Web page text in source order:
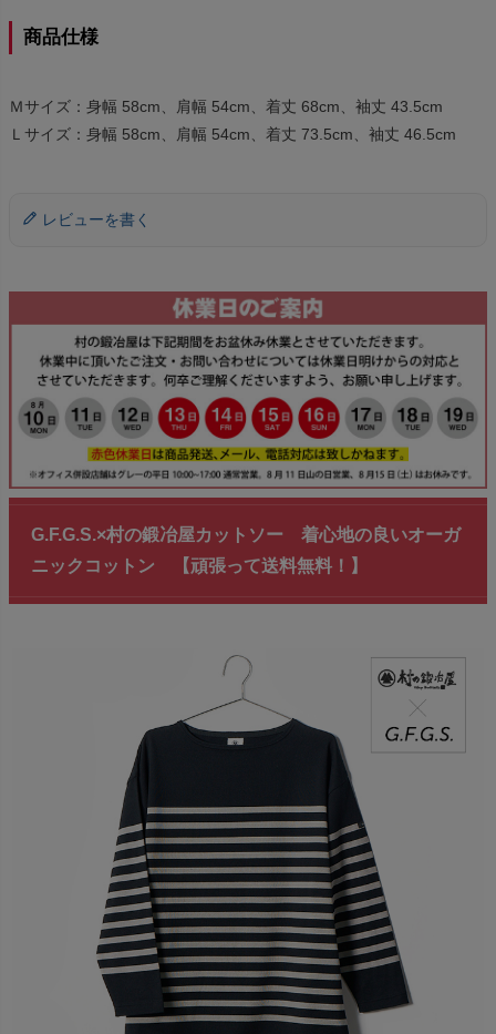
商品仕様
Ｍサイズ：身幅 58cm、肩幅 54cm、着丈 68cm、袖丈 43.5cm
Ｌサイズ：身幅 58cm、肩幅 54cm、着丈 73.5cm、袖丈 46.5cm
レビューを書く
G.F.G.S.×村の鍛冶屋カットソー 着心地の良いオーガ
ニックコットン 【頑張って送料無料！】